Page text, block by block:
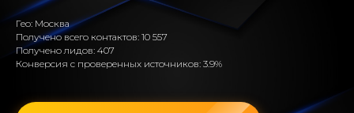
Гео: Москва
Получено всего контактов: 10 557
Получено лидов: 407
Конверсия с проверенных источников: 3.9%